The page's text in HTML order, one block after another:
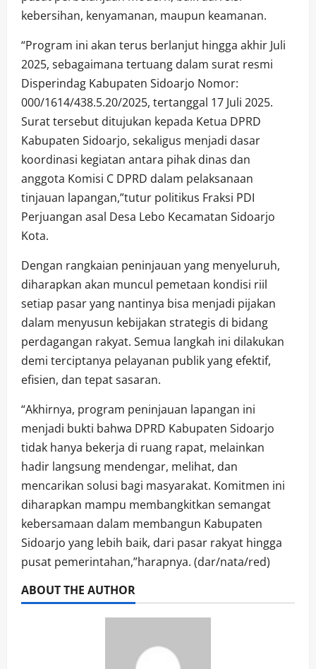
kebersihan, kenyamanan, maupun keamanan.
“Program ini akan terus berlanjut hingga akhir Juli
2025, sebagaimana tertuang dalam surat resmi
Disperindag Kabupaten Sidoarjo Nomor:
000/1614/438.5.20/2025, tertanggal 17 Juli 2025.
Surat tersebut ditujukan kepada Ketua DPRD
Kabupaten Sidoarjo, sekaligus menjadi dasar
koordinasi kegiatan antara pihak dinas dan
anggota Komisi C DPRD dalam pelaksanaan
tinjauan lapangan,”tutur politikus Fraksi PDI
Perjuangan asal Desa Lebo Kecamatan Sidoarjo
Kota.
Dengan rangkaian peninjauan yang menyeluruh,
diharapkan akan muncul pemetaan kondisi riil
setiap pasar yang nantinya bisa menjadi pijakan
dalam menyusun kebijakan strategis di bidang
perdagangan rakyat. Semua langkah ini dilakukan
demi terciptanya pelayanan publik yang efektif,
efisien, dan tepat sasaran.
“Akhirnya, program peninjauan lapangan ini
menjadi bukti bahwa DPRD Kabupaten Sidoarjo
tidak hanya bekerja di ruang rapat, melainkan
hadir langsung mendengar, melihat, dan
mencarikan solusi bagi masyarakat. Komitmen ini
diharapkan mampu membangkitkan semangat
kebersamaan dalam membangun Kabupaten
Sidoarjo yang lebih baik, dari pasar rakyat hingga
pusat pemerintahan,”harapnya. (dar/nata/red)
ABOUT THE AUTHOR